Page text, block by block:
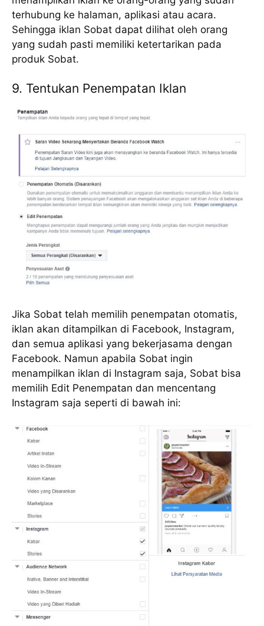
terhubung ke halaman, aplikasi atau acara.
Sehingga iklan Sobat dapat dilihat oleh orang
yang sudah pasti memiliki ketertarikan pada
produk Sobat.
9. Tentukan Penempatan Iklan
Jika Sobat telah memilih penempatan otomatis,
iklan akan ditampilkan di Facebook, Instagram,
dan semua aplikasi yang bekerjasama dengan
Facebook. Namun apabila Sobat ingin
menampilkan iklan di Instagram saja, Sobat bisa
memilih Edit Penempatan dan mencentang
Instagram saja seperti di bawah ini: